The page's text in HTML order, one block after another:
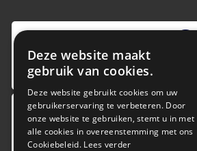
4 reviews 9
provided by
Google Reviews
5.0
Deze website maakt
gebruik van cookies.
Deze website gebruikt cookies om uw
gebruikerservaring te verbeteren. Door
onze website te gebruiken, stemt u in met
alle cookies in overeenstemming met ons
Cookiebeleid. Lees verder